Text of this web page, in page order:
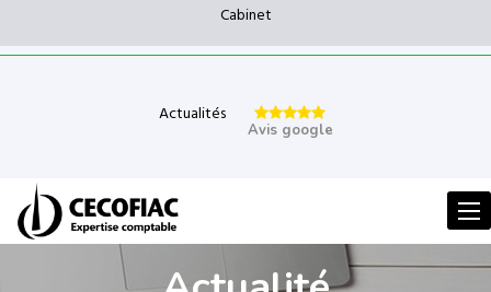
Cabinet
Actualités
Avis google